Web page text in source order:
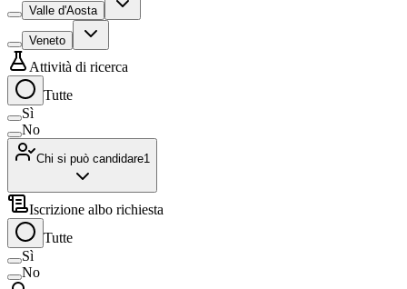
Valle d'Aosta
Veneto
Attività di ricerca
Tutte
Sì
No
Chi si può candidare1
Iscrizione albo richiesta
Tutte
Sì
No